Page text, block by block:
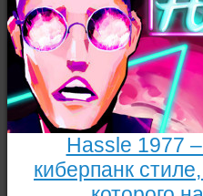
Hassle 1977
киберпанк